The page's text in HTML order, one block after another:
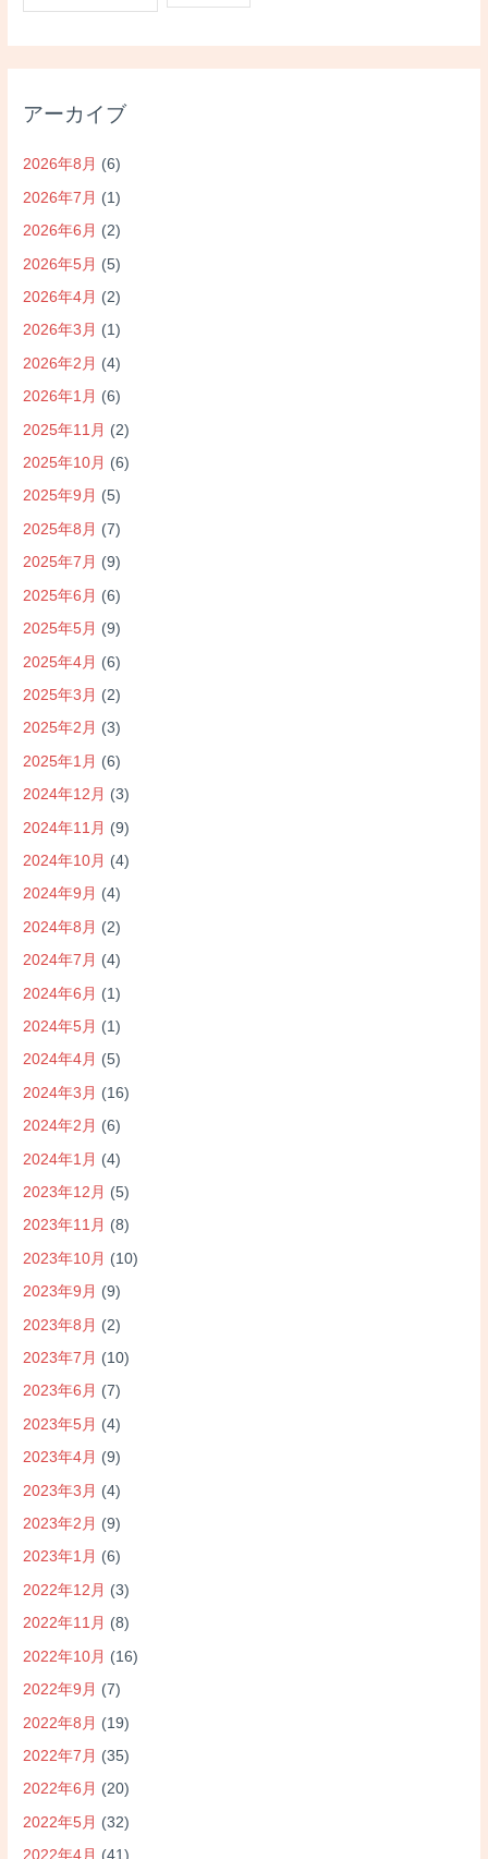
アーカイブ
2026年8月 (6)
2026年7月 (1)
2026年6月 (2)
2026年5月 (5)
2026年4月 (2)
2026年3月 (1)
2026年2月 (4)
2026年1月 (6)
2025年11月 (2)
2025年10月 (6)
2025年9月 (5)
2025年8月 (7)
2025年7月 (9)
2025年6月 (6)
2025年5月 (9)
2025年4月 (6)
2025年3月 (2)
2025年2月 (3)
2025年1月 (6)
2024年12月 (3)
2024年11月 (9)
2024年10月 (4)
2024年9月 (4)
2024年8月 (2)
2024年7月 (4)
2024年6月 (1)
2024年5月 (1)
2024年4月 (5)
2024年3月 (16)
2024年2月 (6)
2024年1月 (4)
2023年12月 (5)
2023年11月 (8)
2023年10月 (10)
2023年9月 (9)
2023年8月 (2)
2023年7月 (10)
2023年6月 (7)
2023年5月 (4)
2023年4月 (9)
2023年3月 (4)
2023年2月 (9)
2023年1月 (6)
2022年12月 (3)
2022年11月 (8)
2022年10月 (16)
2022年9月 (7)
2022年8月 (19)
2022年7月 (35)
2022年6月 (20)
2022年5月 (32)
2022年4月 (41)